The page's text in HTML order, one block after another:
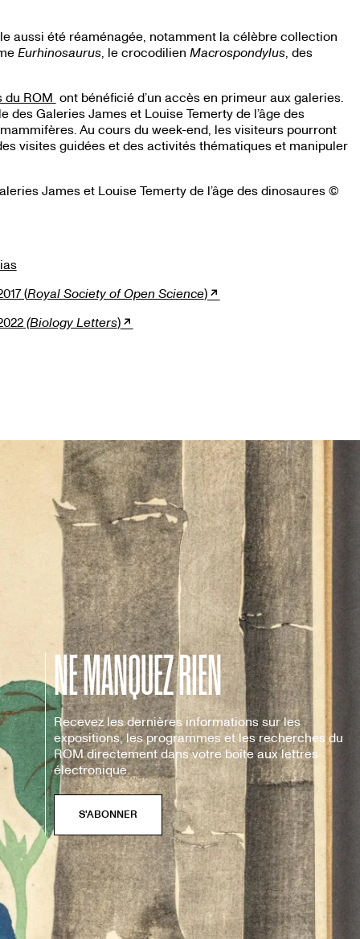
aussi été réaménagée, notamment la célèbre collection
Eurhinosaurus, le crocodilien Macrospondylus, des
du ROM ont bénéficié d’un accès en primeur aux galeries.
Galeries James et Louise Temerty de l’âge des
Au cours du week-end, les visiteurs pourront
visites guidées et des activités thématiques et manipuler
James et Louise Temerty de l’âge des dinosaures ©
(Royal Society of Open Science)
(Biology Letters)
NE MANQUEZ RIEN
Recevez les dernières informations sur les
expositions, les programmes et les recherches du
ROM directement dans votre boîte aux lettres
électronique.